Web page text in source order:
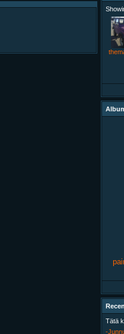
Tätä
-